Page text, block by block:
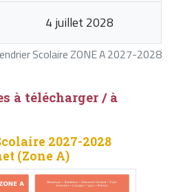
Scolaire ZONE A 2027-2028
4 juillet 2028
à télécharger / à
2027-2028
(Zone A)